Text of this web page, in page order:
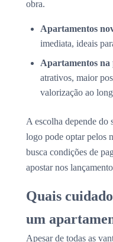
obra.
Apartamentos
imediata, ideais
Apartamentos na
atrativos, maior
valorização ao
A escolha depende do
logo pode optar pelos
busca condições de
apostar nos
Quais
um
Apesar de todas as